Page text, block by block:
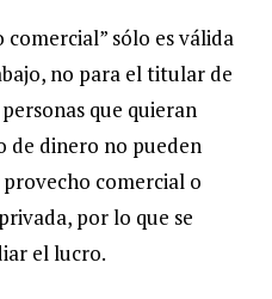
comercial” sólo es válida
no para el titular de
que quieran
de dinero no pueden
comercial o
por lo que se
el lucro.